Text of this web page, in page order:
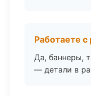
Работаете
Да, баннеры,
— детали в